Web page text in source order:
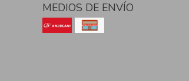
MEDIOS DE ENVÍO